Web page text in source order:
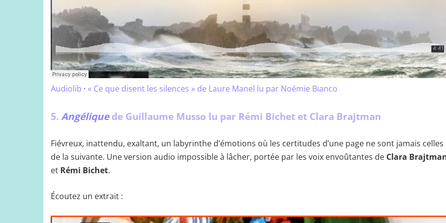
Audiolib · « Ce que disent les silences » de Laure Manel lu par Noémie Bianco
5. Angéliquede Guillaume Musso lu par Rémi Bichet et Clara Brajtman
Fiévreux, inattendu, exaltant, un labyrinthe d’émotions où les certitudes d’une page ne sont jamais celles
de la suivante. Une version audio impossible à lâcher, portée par les voix envoûtantes de Clara
et Rémi Bichet.
Écoutez un extrait :